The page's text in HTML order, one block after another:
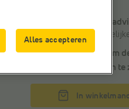
Algemeen
Bestel je
Kies een maat om
leveringstermijn te
In
Alles accepteren